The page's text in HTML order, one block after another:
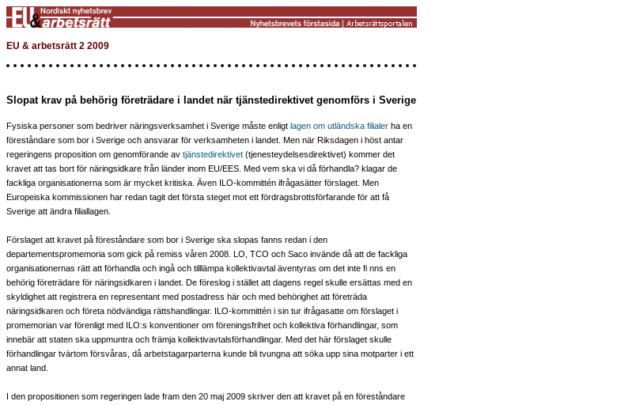
EU & arbetsrätt 2 2009
Slopat krav på behörig företrädare i landet när tjänstedirektivet genomförs i Sverige
Fysiska personer som bedriver näringsverksamhet i Sverige måste enligt lagen om utländska filialer ha en
föreståndare som bor i Sverige och ansvarar för verksamheten i landet. Men när Riksdagen i höst antar
regeringens proposition om genomförande av tjänstedirektivet (tjenesteydelsesdirektivet) kommer det
kravet att tas bort för näringsidkare från länder inom EU/EES. Med vem ska vi då förhandla? klagar de
fackliga organisationerna som är mycket kritiska. Även ILO-kommittén ifrågasätter förslaget. Men
Europeiska kommissionen har redan tagit det första steget mot ett fördragsbrottsförfarande för att få
Sverige att ändra filiallagen.
Förslaget att kravet på föreståndare som bor i Sverige ska slopas fanns redan i den
departementspromemoria som gick på remiss våren 2008. LO, TCO och Saco invände då att de fackliga
organisationernas rätt att förhandla och ingå och tilllämpa kollektivavtal äventyras om det inte fi nns en
behörig företrädare för näringsidkaren i landet. De föreslog i stället att dagens regel skulle ersättas med en
skyldighet att registrera en representant med postadress här och med behörighet att företräda
näringsidkaren och företa nödvändiga rättshandlingar. ILO-kommittén i sin tur ifrågasatte om förslaget i
promemorian var förenligt med ILO:s konventioner om föreningsfrihet och kollektiva förhandlingar, som
innebär att staten ska uppmuntra och främja kollektivavtalsförhandlingar. Med det här förslaget skulle
förhandlingar tvärtom försvåras, då arbetstagarparterna kunde bli tvungna att söka upp sina motparter i ett
annat land.
I den propositionen som regeringen lade fram den 20 maj 2009 skriver den att kravet på en föreståndare